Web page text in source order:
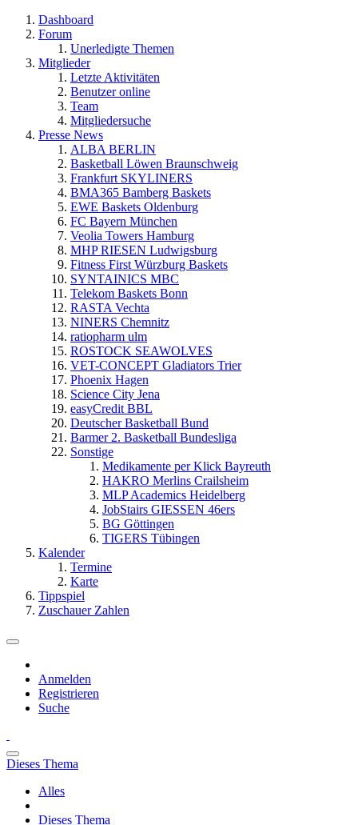
Dashboard
Forum
Unerledigte Themen
Mitglieder
Letzte Aktivitäten
Benutzer online
Team
Mitgliedersuche
Presse News
ALBA BERLIN
Basketball Löwen Braunschweig
Frankfurt SKYLINERS
BMA365 Bamberg Baskets
EWE Baskets Oldenburg
FC Bayern München
Veolia Towers Hamburg
MHP RIESEN Ludwigsburg
Fitness First Würzburg Baskets
SYNTAINICS MBC
Telekom Baskets Bonn
RASTA Vechta
NINERS Chemnitz
ratiopharm ulm
ROSTOCK SEAWOLVES
VET-CONCEPT Gladiators Trier
Phoenix Hagen
Science City Jena
easyCredit BBL
Deutscher Basketball Bund
Barmer 2. Basketball Bundesliga
Sonstige
Medikamente per Klick Bayreuth
HAKRO Merlins Crailsheim
MLP Academics Heidelberg
JobStairs GIESSEN 46ers
BG Göttingen
TIGERS Tübingen
Kalender
Termine
Karte
Tippspiel
Zuschauer Zahlen
Anmelden
Registrieren
Suche
Dieses Thema
Alles
Dieses Thema